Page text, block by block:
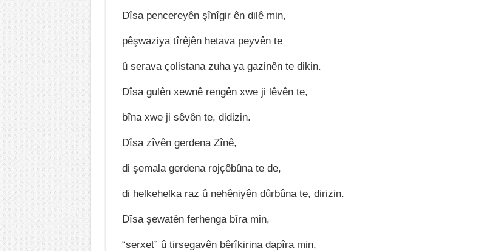
Dîsa pencereyên şînîgir ên dilê min,
pêşwaziya tîrêjên hetava peyvên te
û serava çolistana zuha ya gazinên te dikin.
Dîsa gulên xewnê rengên xwe ji lêvên te,
bîna xwe ji sêvên te, didizin.
Dîsa zîvên gerdena Zînê,
di şemala gerdena rojçêbûna te de,
di helkehelka raz û nehêniyên dûrbûna te, dirizin.
Dîsa şewatên ferhenga bîra min,
“serxet” û tirsegavên bêrîkirina dapîra min,